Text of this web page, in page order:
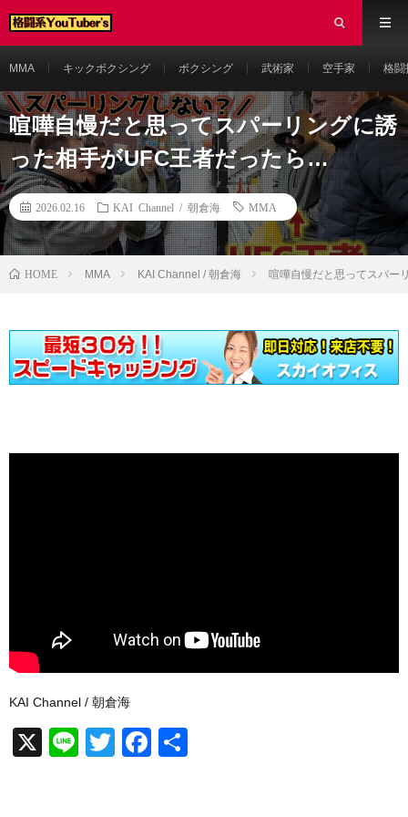
MMA キックボクシング ボクシング 武術家 空手家 格闘
喧嘩自慢だと思ってスパーリングに誘
った相手がUFC王者だったら…
2026.02.16 KAI Channel / 朝倉海 MMA
HOME MMA KAI Channel / 朝倉海 喧嘩自慢だと思ってスパー
KAI Channel / 朝倉海
X
Li
T
F